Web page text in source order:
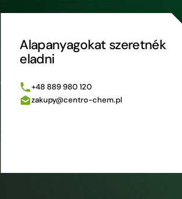
Alapanyagokat szeretnék
eladni
+48 889 980 120
zakupy@centro-chem.pl